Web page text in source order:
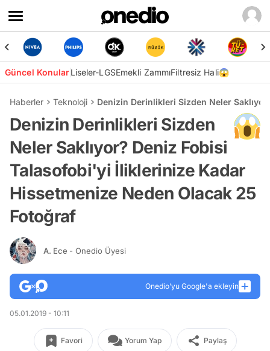
Güncel KonularLiseler-LGSEmekli ZammıFiltresiz Hali😱
Haberler Teknoloji Denizin Derinlikleri Sizden Neler
Denizin Derinlikleri Sizden
Neler Saklıyor? Deniz Fobisi
Talasofobi'yi İliklerinize Kadar
Hissetmenize Neden Olacak 25
Fotoğraf
A. Ece - Onedio Üyesi
Onedio’yu Google'a ekleyin
05.01.2019 - 10:11
Favori Yorum Yap Paylaş